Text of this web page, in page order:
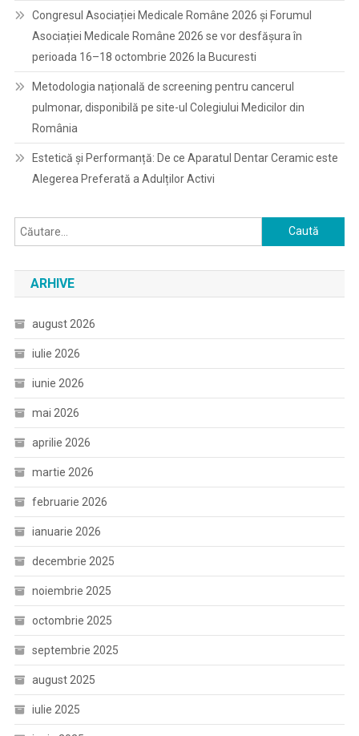
Congresul Asociației Medicale Române 2026 și Forumul
Asociației Medicale Române 2026 se vor desfășura în
perioada 16–18 octombrie 2026 la Bucuresti
Metodologia națională de screening pentru cancerul
pulmonar, disponibilă pe site-ul Colegiului Medicilor din
România
Estetică și Performanță: De ce Aparatul Dentar Ceramic este
Alegerea Preferată a Adulților Activi
Caută
după:
ARHIVE
august 2026
iulie 2026
iunie 2026
mai 2026
aprilie 2026
martie 2026
februarie 2026
ianuarie 2026
decembrie 2025
noiembrie 2025
octombrie 2025
septembrie 2025
august 2025
iulie 2025